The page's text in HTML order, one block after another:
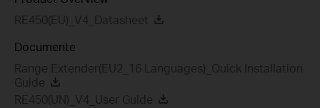
RE450(EU)_V4_Datasheet
Documente
Range Extender(EU2_16 Languages)_Quick Installation
Guide
RE450(UN)_V4_User Guide